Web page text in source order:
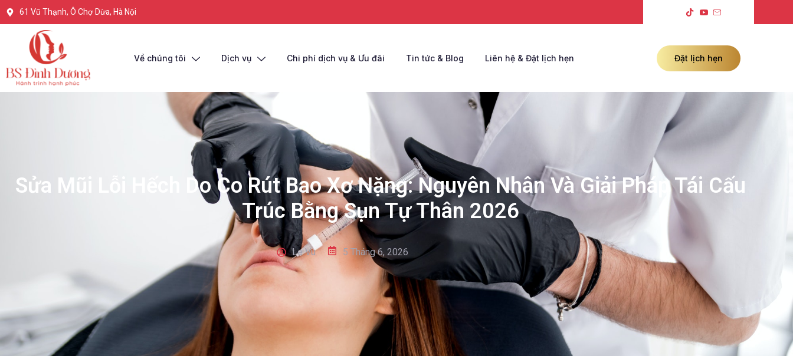
61 Vũ Thạnh, Ô Chợ Dừa, Hà Nội
Về chúng tôi Dịch vụ Chi phí dịch vụ & Ưu đãi Tin tức & Blog Liên hệ & Đặt lịch hẹn Đặt lịch hẹn
Sửa Mũi Lỗi Hếch Do Co Rút Bao Xơ Nặng: Nguyên Nhân Và Giải Pháp Tái Cấu
Trúc Bằng Sụn Tự Thân 2026
Le Vu 5 Tháng 6, 2026